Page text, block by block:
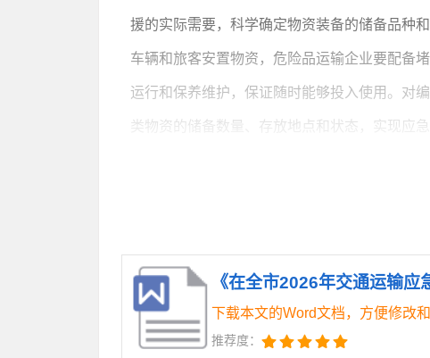
援的实际需要，科学确定物资装备的储备品种
车辆和旅客安置物资，危险品运输企业要配备
运行和保养维护，保证随时能够投入使用。对
类物资的储备数量、存放地点和状态，实现应
全应急指挥体系和工作机制。明确应急指挥的
时间反馈到指挥部。二是严格落实突发事件信
要在规定时限内向市局应急办电话报告并书面
报、瞒报突发事件信息的，严肃追究相关单位
下载本文的Word文档，方便修改
推荐度：